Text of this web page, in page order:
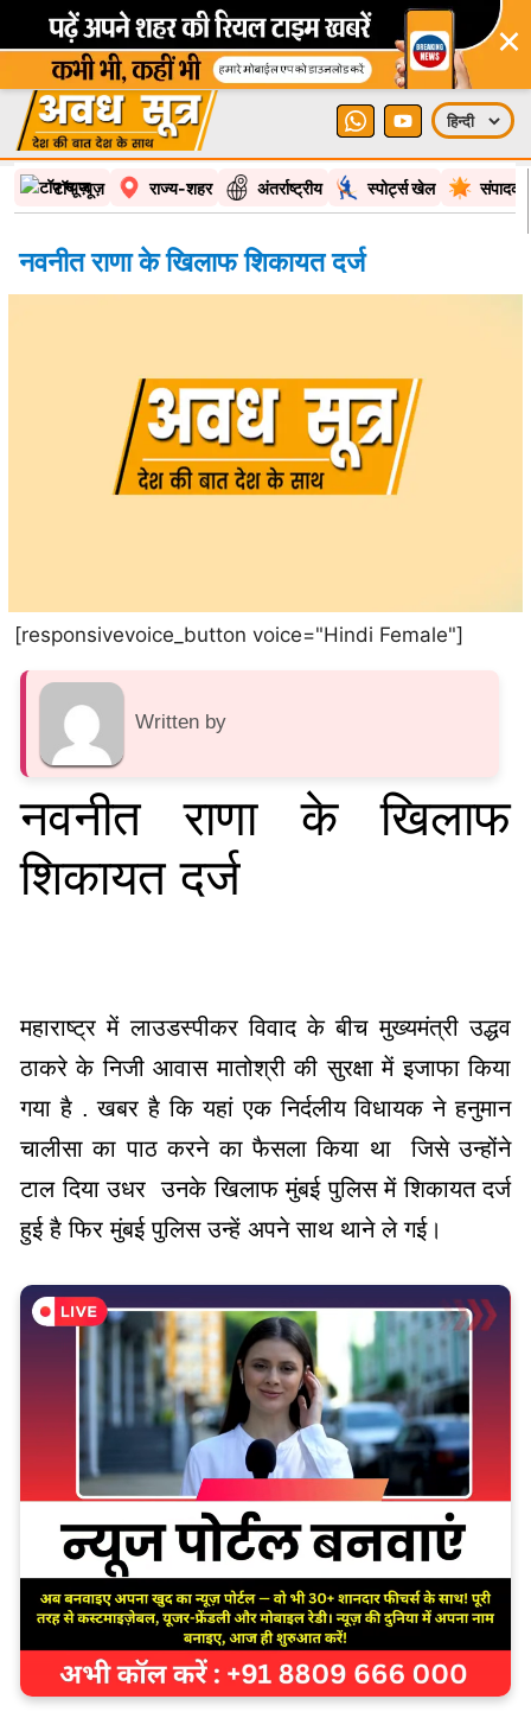
×
टॉप न्यूज़ राज्य-शहर अंतर्राष्ट्रीय स्पोर्ट्स खेल
नवनीत राणा के खिलाफ शिकायत दर्ज
[responsivevoice_button voice="Hindi Female"]
Written by
नवनीत राणा के खिलाफ
शिकायत दर्ज
महाराष्ट्र में लाउडस्पीकर विवाद के बीच मुख्यमंत्री उद्धव
ठाकरे के निजी आवास मातोश्री की सुरक्षा में इजाफा किया
गया है . खबर है कि यहां एक निर्दलीय विधायक ने हनुमान
चालीसा का पाठ करने का फैसला किया था जिसे उन्होंने
टाल दिया उधर उनके खिलाफ मुंबई पुलिस में शिकायत दर्ज
हुई है फिर मुंबई पुलिस उन्हें अपने साथ थाने ले गई।